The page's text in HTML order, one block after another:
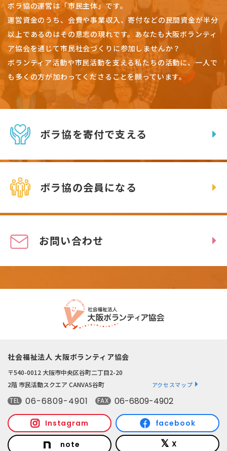
ボラ協の運営は「市民主体」です。
運営資金のうち、会費や事業収入、寄付などの民間資金が半分
以上であるのはその意志の現れです。 あなたも大阪ボランティ
ア協会を通じて市民社会づくりに参加しませんか？
ボランティア活動や市民活動を支える私たちの活動に、一人で
も多くの方が加わってくださることを願っています。
ボラ協を寄付で支える
ボラ協の会員になる
お問い合わせ
社会福祉法人 大阪ボランティア協会
〒540-0012 大阪市中央区谷町二丁目2-20
2階 市民活動スクエア CANVAS谷町
アクセスマップ
TEL 06-6809-4901 FAX 06-6809-4902
Instagram facebook
note X